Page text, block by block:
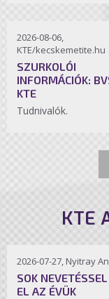
2026-08-06,
KTE/kecskemetite.hu
SZURKOLÓI
INFORMÁCIÓK:
KTE
Tudnivalók.
KTE
2026-07-27, Nyitray
SOK
EL AZ ÉVÜK